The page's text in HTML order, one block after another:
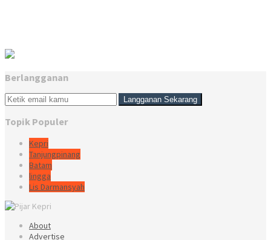
Berlangganan
Topik Populer
Kepri
Tanjungpinang
Batam
lingga
Lis Darmansyah
About
Advertise